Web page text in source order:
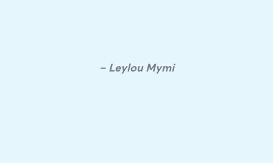
– Leylou Mymi